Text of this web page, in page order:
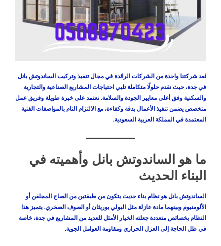
تُعد شركتنا واحدة من الشركات الرائدة في مجال تنفيذ وتركيب الساندوتش بانل
في جدة، حيث نقدم حلولًا متكاملة تلبي احتياجات المشاريع الصناعية والتجارية
والسكنية وفق أعلى معايير الجودة والسلامة. نعتمد على خبرة طويلة وفريق عمل
متخصص يضمن تنفيذ الأعمال بدقة وكفاءة، مع الالتزام التام بالمواصفات الفنية
المعتمدة في المملكة العربية السعودية.
ما هو الساندوتش بانل وأهميته في
البناء الحديث
الساندوتش بانل هو نظام بناء حديث يتكون من طبقتين من الصاج المجلفن أو
الألومنيوم وبينهما مادة عازلة مثل البولي يوريثان أو الصوف الصخري. يتميز هذا
النظام بخصائص متعددة جعلته الخيار الأمثل للعديد من المشاريع في جدة، خاصة
في ظل الحاجة إلى العزل الحراري ومقاومة العوامل الجوية.